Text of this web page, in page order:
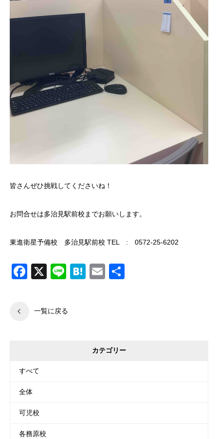
皆さんぜひ挑戦してくださいね！
お問合せは多治見駅前校までお願いします。
東進衛星予備校 多治見駅前校 TEL : 0572-25-6202
Facebook
X LineHatena
Email
一覧に戻る
カテゴリー
すべて
全体
可児校
各務原校